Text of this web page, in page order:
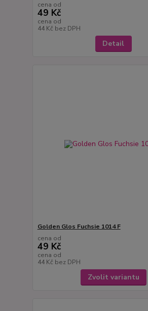
cena od
49 Kč
cena od
44 Kč bez DPH
Detail
Golden Glos Fuchsie 1014 F
cena od
49 Kč
cena od
44 Kč bez DPH
Zvolit variantu